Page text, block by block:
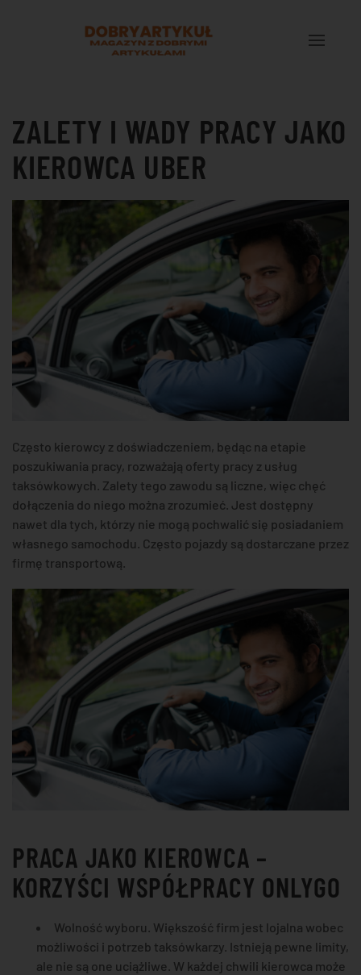
Przejdź do treści głównej
ZALETY I WADY PRACY JAKO
KIEROWCA UBER
Często kierowcy z doświadczeniem, będąc na etapie
poszukiwania pracy, rozważają oferty pracy z usług
taksówkowych. Zalety tego zawodu są liczne, więc chęć
dołączenia do niego można zrozumieć. Jest dostępny
nawet dla tych, którzy nie mogą pochwalić się posiadaniem
własnego samochodu. Często pojazdy są dostarczane przez
firmę transportową.
PRACA JAKO KIEROWCA –
KORZYŚCI WSPÓŁPRACY ONLYGO
Wolność wyboru. Większość firm jest lojalna wobec
możliwości i potrzeb taksówkarzy. Istnieją pewne limity,
ale nie są one uciążliwe. W każdej chwili kierowca może